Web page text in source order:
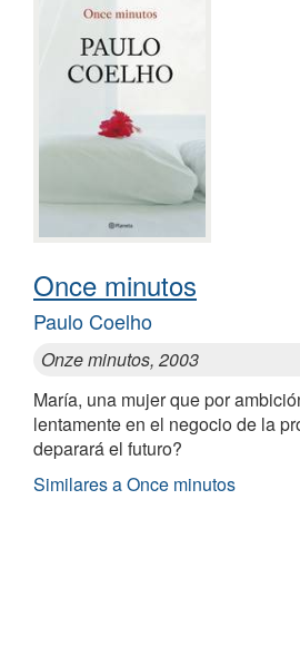
Once minutos
Paulo Coelho
Onze minutos, 2003
María, una mujer que por
lentamente en el negocio de la
deparará el futuro?
Similares a Once minutos